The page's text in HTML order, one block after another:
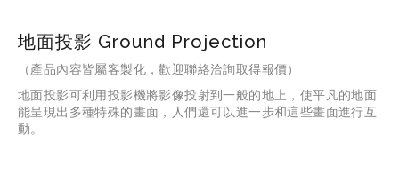
地面投影 Ground Projection
（產品內容皆屬客製化，歡迎聯絡洽詢取得報價）
地面投影可利用投影機將影像投射到一般的地上，使平凡的地面
能呈現出多種特殊的畫面，人們還可以進一步和這些畫面進行互
動。